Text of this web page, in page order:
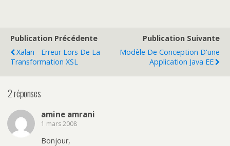
Publication Précédente
Xalan - Erreur Lors De La
Transformation XSL
Publication Suivante
Modèle De Conception D'une
Application Java EE
2 réponses
amine amrani
1 mars 2008
Bonjour,